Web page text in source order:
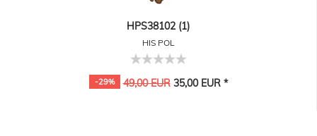
HPS38102 (1)
HIS POL
-29% 49,00 EUR35,00 EUR *